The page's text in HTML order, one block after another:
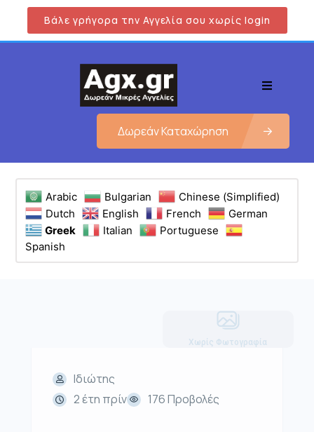
Βάλε γρήγορα την Αγγελία σου χωρίς login
Δωρεάν Καταχώρηση
Arabic Bulgarian
Chinese (Simplified)
Dutch
English French
German
Greek
Italian
Portuguese
Spanish
Χωρίς Φωτογραφία
Ιδιώτης
2 έτη πρίν
176 Προβολές